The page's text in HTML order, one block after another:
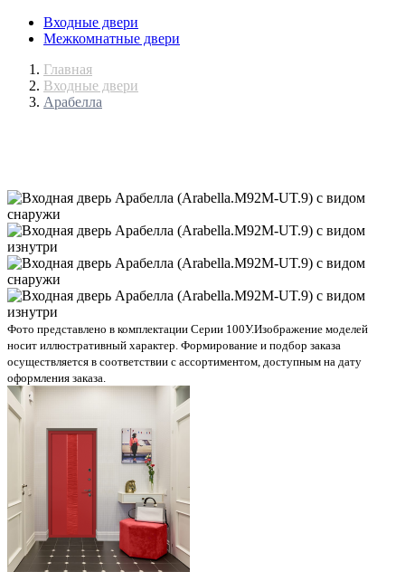
Входные двери
Межкомнатные двери
Главная
Входные двери
Арабелла
Фото представлено в комплектации Серии 100У.Изображение моделей
носит иллюстративный характер. Формирование и подбор заказа
осуществляется в соответствии с ассортиментом, доступным на дату
оформления заказа.